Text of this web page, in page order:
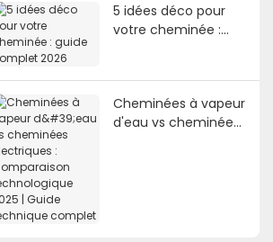
5 idées déco pour
votre cheminée :
Cheminées à vapeur
d'eau vs cheminées